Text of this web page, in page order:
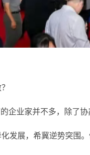
企业家并不多，除了
发展，希冀逆势突围